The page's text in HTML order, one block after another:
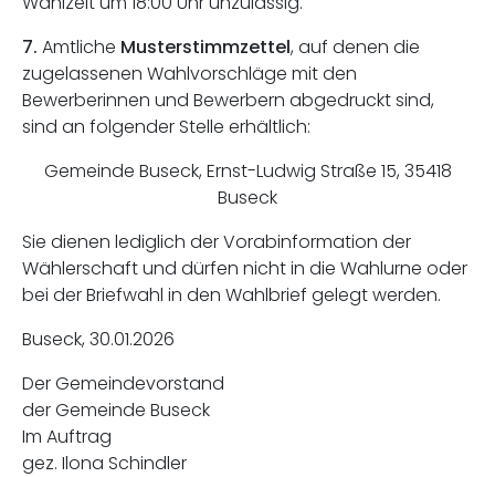
7. Amtliche Musterstimmzettel, auf denen die
zugelassenen Wahlvorschläge mit den
Bewerberinnen und Bewerbern abgedruckt sind,
sind an folgender Stelle erhältlich:
Gemeinde Buseck, Ernst-Ludwig Straße 15, 35418
Buseck
Sie dienen lediglich der Vorabinformation der
Wählerschaft und dürfen nicht in die Wahlurne oder
bei der Briefwahl in den Wahlbrief gelegt werden.
Buseck, 30.01.2026
Der Gemeindevorstand
der Gemeinde Buseck
Im Auftrag
gez. Ilona Schindler